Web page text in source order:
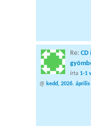
Re: CD
írta 1-1
@ kedd, 2026.